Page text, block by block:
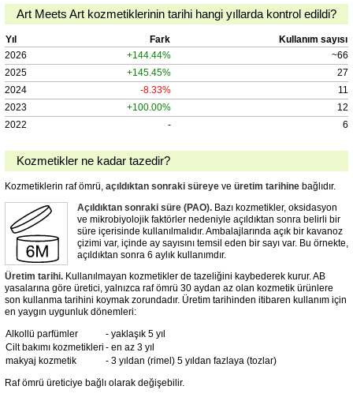
Art Meets Art kozmetiklerinin tarihi hangi yıllarda kontrol edildi?
Yıl Fark
Kullanım sayısı
2026
+144.44%
~66
2025
+145.45%
27
2024
-8.33%
11
2023
+100.00%
12
2022
- 6
Kozmetikler ne kadar tazedir?
Kozmetiklerin raf ömrü, açıldıktan sonraki süreye ve üretim tarihine bağlıdır.
Açıldıktan sonraki süre (PAO). Bazı kozmetikler, oksidasyon
ve mikrobiyolojik faktörler nedeniyle açıldıktan sonra belirli bir
süre içerisinde kullanılmalıdır. Ambalajlarında açık bir kavanoz
çizimi var, içinde ay sayısını temsil eden bir sayı var. Bu örnekte,
açıldıktan sonra 6 aylık kullanımdır.
Üretim tarihi. Kullanılmayan kozmetikler de tazeliğini kaybederek kurur. AB
yasalarına göre üretici, yalnızca raf ömrü 30 aydan az olan kozmetik ürünlere
son kullanma tarihini koymak zorundadır. Üretim tarihinden itibaren kullanım için
en yaygın uygunluk dönemleri:
Alkollü parfümler
- yaklaşık 5 yıl
Cilt bakımı kozmetikleri - en az 3 yıl
makyaj kozmetik
- 3 yıldan (rimel) 5 yıldan fazlaya (tozlar)
Raf ömrü üreticiye bağlı olarak değişebilir.